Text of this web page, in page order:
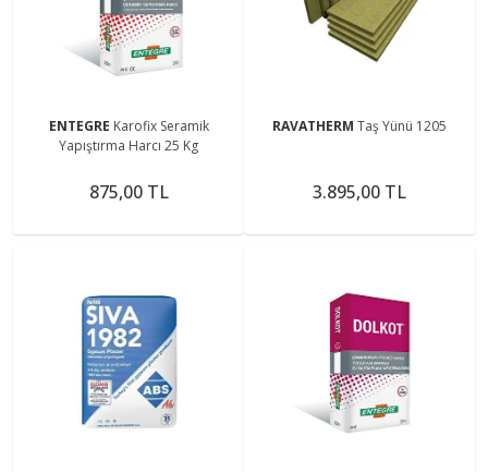
ENTEGRE Karofix Seramik
Yapıştırma Harcı 25 Kg
875,00 TL
RAVATHERM Taş Yünü 1205
3.895,00 TL